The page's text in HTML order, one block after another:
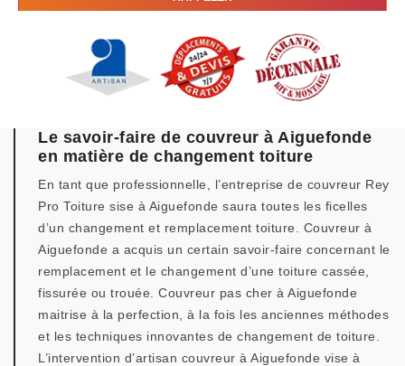
Le savoir-faire de couvreur à Aiguefonde
en matière de changement toiture
En tant que professionnelle, l’entreprise de couvreur Rey
Pro Toiture sise à Aiguefonde saura toutes les ficelles
d’un changement et remplacement toiture. Couvreur à
Aiguefonde a acquis un certain savoir-faire concernant le
remplacement et le changement d’une toiture cassée,
fissurée ou trouée. Couvreur pas cher à Aiguefonde
maitrise à la perfection, à la fois les anciennes méthodes
et les techniques innovantes de changement de toiture.
L’intervention d’artisan couvreur à Aiguefonde vise à